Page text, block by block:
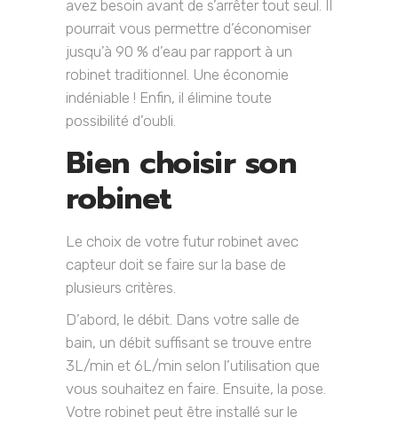
avez besoin avant de s’arrêter tout seul. Il
pourrait vous permettre d’économiser
jusqu’à 90 % d’eau par rapport à un
robinet traditionnel. Une économie
indéniable ! Enfin, il élimine toute
possibilité d’oubli.
Bien choisir son
robinet
Le choix de votre futur robinet avec
capteur doit se faire sur la base de
plusieurs critères.
D’abord, le débit. Dans votre salle de
bain, un débit suffisant se trouve entre
3L/min et 6L/min selon l’utilisation que
vous souhaitez en faire. Ensuite, la pose.
Votre robinet peut être installé sur le